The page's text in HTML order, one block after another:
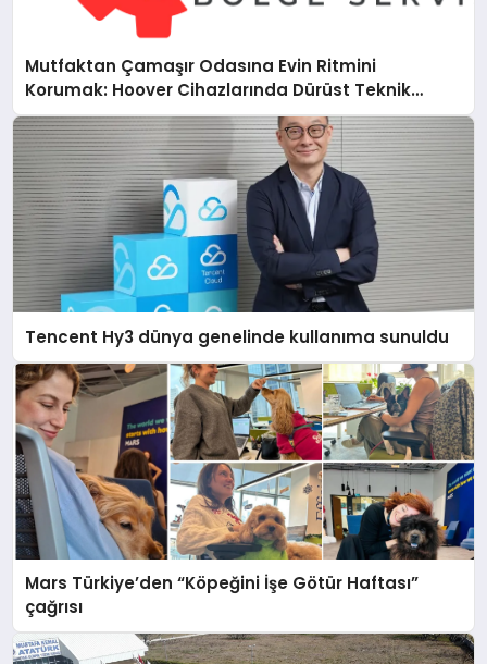
Mutfaktan Çamaşır Odasına Evin Ritmini
Korumak: Hoover Cihazlarında Dürüst Teknik
Destek Deneyimi
Tencent Hy3 dünya genelinde kullanıma sunuldu
Mars Türkiye’den “Köpeğini İşe Götür Haftası”
çağrısı